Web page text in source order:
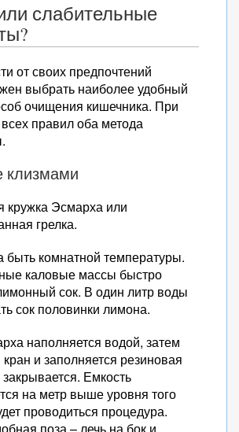
слабительные
от своих предпочтений
выбрать наиболее удобный
очищения кишечника. При
правил оба метода
кружка Эсмарха или
грелка.
быть комнатной температуры.
каловые массы быстро
сок. В один литр воды
сок половинки лимона.
наполняется водой, затем
и заполняется резиновая
Емкость
на метр выше уровня того
проводиться процедура.